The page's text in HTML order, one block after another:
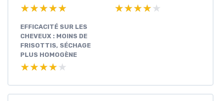
★★★★★
★★★★★ ★★★★★
★★★★★
EFFICACITÉ SUR LES
CHEVEUX : MOINS DE
FRISOTTIS, SÉCHAGE
PLUS HOMOGÈNE
★★★★★
★★★★★